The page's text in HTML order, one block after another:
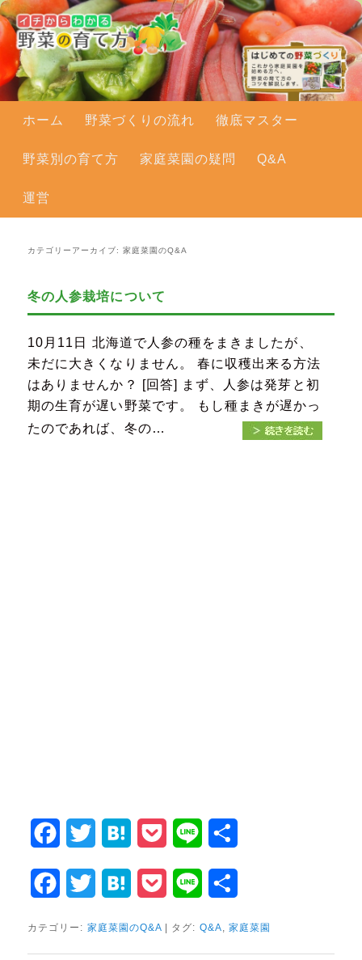
メインメニュー
メインコンテンツへ移動
サブコンテンツへ移動
ホーム 野菜づくりの流れ 徹底マスター
野菜別の育て方 家庭菜園の疑問 Q&A
運営
カテゴリーアーカイブ:家庭菜園のQ&A
冬の人参栽培について
10月11日 北海道で人参の種をまきましたが、
未だに大きくなりません。 春に収穫出来る方法
はありませんか？ [回答] まず、人参は発芽と初
期の生育が遅い野菜です。 もし種まきが遅かっ
たのであれば、冬の…
Facebook
Twitter HatenaPocket Line
Facebook
Twitter HatenaPocket Line
カテゴリー: 家庭菜園のQ&A | タグ: Q&A, 家庭菜園